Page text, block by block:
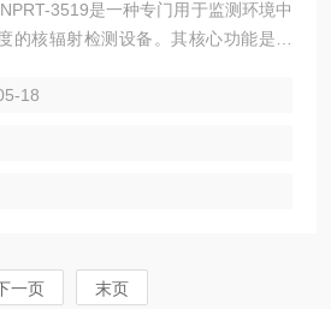
3519是一种专门用于监测环境中
的核辐射检测设备。其核心功能是通
声光报警机制，提醒工作人员采取防
存在潜在γ辐射风险的场所，是保障
手段。
18
一页 末页